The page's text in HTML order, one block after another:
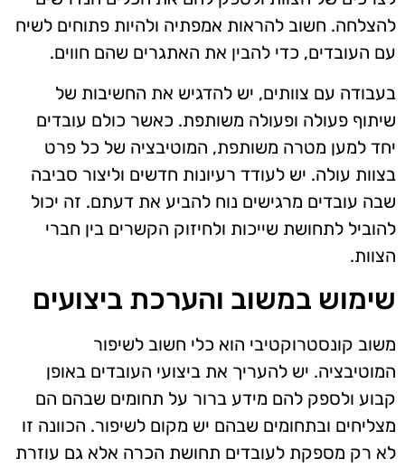
להצלחה. חשוב להראות אמפתיה ולהיות פתוחים לשיח
עם העובדים, כדי להבין את האתגרים שהם חווים.
בעבודה עם צוותים, יש להדגיש את החשיבות של
שיתוף פעולה ופעולה משותפת. כאשר כולם עובדים
יחד למען מטרה משותפת, המוטיבציה של כל פרט
בצוות עולה. יש לעודד רעיונות חדשים וליצור סביבה
שבה עובדים מרגישים נוח להביע את דעתם. זה יכול
להוביל לתחושת שייכות ולחיזוק הקשרים בין חברי
הצוות.
שימוש במשוב והערכת ביצועים
משוב קונסטרוקטיבי הוא כלי חשוב לשיפור
המוטיבציה. יש להעריך את ביצועי העובדים באופן
קבוע ולספק להם מידע ברור על תחומים שבהם הם
מצליחים ובתחומים שבהם יש מקום לשיפור. הכוונה זו
לא רק מספקת לעובדים תחושת הכרה אלא גם עוזרת